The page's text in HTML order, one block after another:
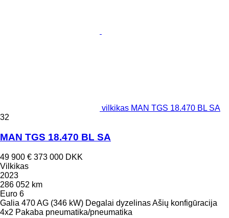
vilkikas MAN TGS 18.470 BL SA
32
MAN TGS 18.470 BL SA
49 900 € 373 000 DKK
Vilkikas
2023
286 052 km
Euro 6
Galia 470 AG (346 kW) Degalai dyzelinasAšių konfigūracija
4x2 Pakaba pneumatika/pneumatika